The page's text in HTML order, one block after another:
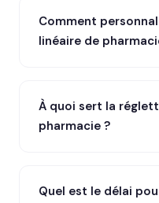
Comment
linéaire de
À quoi sert la
pharmacie ?
Quel est le délai